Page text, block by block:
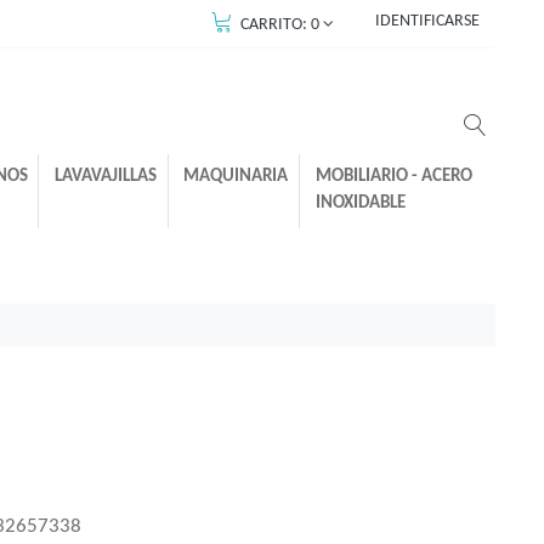
CARRITO:0 IDENTIFICARSE
LAVAVAJILLAS MAQUINARIA
MOBILIARIO - ACERO
INOXIDABLE